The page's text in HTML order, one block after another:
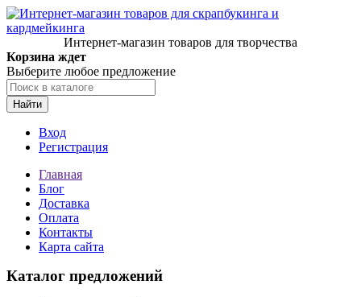
Интернет-магазин товаров для творчества
Корзина ждет
Выберите любое предложение
Найти
Вход
Регистрация
Главная
Блог
Доставка
Оплата
Контакты
Карта сайта
Каталог предложений